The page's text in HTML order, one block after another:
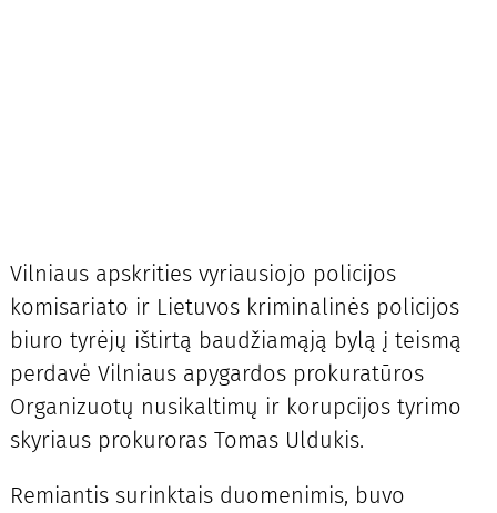
Vilniaus apskrities vyriausiojo policijos
komisariato ir Lietuvos kriminalinės policijos
biuro tyrėjų ištirtą baudžiamąją bylą į teismą
perdavė Vilniaus apygardos prokuratūros
Organizuotų nusikaltimų ir korupcijos tyrimo
skyriaus prokuroras Tomas Uldukis.
Remiantis surinktais duomenimis, buvo